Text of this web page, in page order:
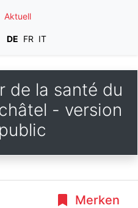
Aktuell
DE FR IT
de la santé du
- version
Merken